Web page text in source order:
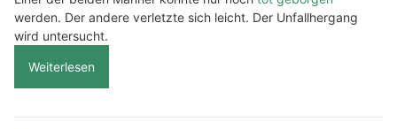
werden. Der andere verletzte sich leicht. Der Unfallhergang
wird untersucht.
Weiterlesen